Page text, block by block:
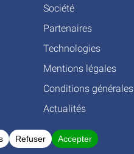
Société
Partenaires
Technologies
Mentions légales
Conditions générales
Actualités